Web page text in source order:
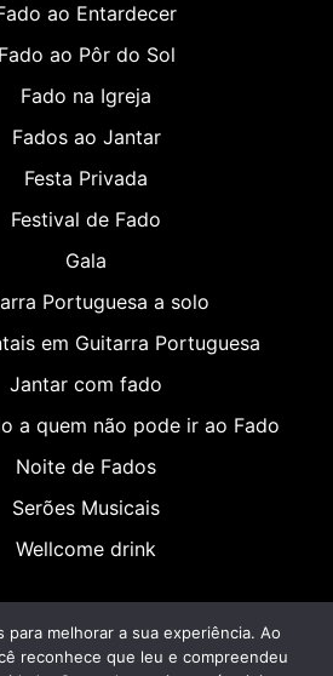
ao Entardecer
Fado ao Pôr do Sol
Fado na Igreja
Fados ao Jantar
Festa Privada
Festival de Fado
Gala
Portuguesa a solo
em Guitarra Portuguesa
Jantar com fado
a quem não pode ir ao Fado
Noite de Fados
Serões Musicais
Wellcome drink
para melhorar a sua experiência. Ao
reconhece que leu e compreendeu